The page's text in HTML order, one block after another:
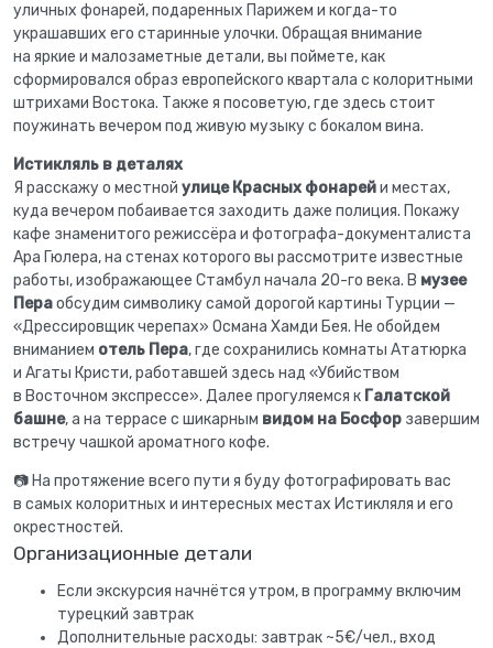
уличных фонарей, подаренных Парижем и когда-то
украшавших его старинные улочки. Обращая внимание
на яркие и малозаметные детали, вы поймете, как
сформировался образ европейского квартала с колоритными
штрихами Востока. Также я посоветую, где здесь стоит
поужинать вечером под живую музыку с бокалом вина.
Истикляль в деталях
Я расскажу о местной улице Красных фонарейи местах,
куда вечером побаивается заходить даже полиция. Покажу
кафе знаменитого режиссёра и фотографа-документалиста
Ара Гюлера, на стенах которого вы рассмотрите известные
работы, изображающее Стамбул начала 20-го века. В музее
Пераобсудим символику самой дорогой картины Турции —
«Дрессировщик черепах» Османа Хамди Бея. Не обойдем
вниманием отель Пера, где сохранились комнаты Ататюрка
и Агаты Кристи, работавшей здесь над «Убийством
в Восточном экспрессе». Далее прогуляемся к Галатской
башне, а на террасе с шикарным видом на Босфор завершим
встречу чашкой ароматного кофе.
📷 На протяжение всего пути я буду фотографировать вас
в самых колоритных и интересных местах Истикляля и его
окрестностей.
Организационные детали
Если экскурсия начнётся утром, в программу включим
турецкий завтрак
Дополнительные расходы: завтрак ~5€/чел., вход